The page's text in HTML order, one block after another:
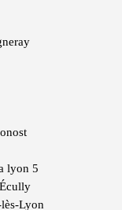
lyon 5
Lyon